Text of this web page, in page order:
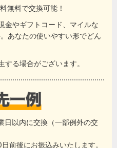
無料で交換可能！
金やギフトコード、マイルな
あなたの使いやすい形でどん
る場合がございます。
日以内に交換（一部例外の交
前後にお振込みいたします。